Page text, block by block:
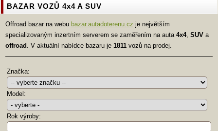
BAZAR VOZŮ 4x4 A SUV
Offroad bazar na webu bazar.autadoterenu.cz je největším
specializovaným inzertním serverem se zaměřením na auta 4x4, SUV a
offroad . V aktuální nabídce bazaru je 1811 vozů na prodej.
Značka:
Model:
Rok výroby: